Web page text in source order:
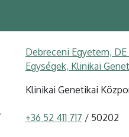
Debreceni Egyetem,
Egységek, Klinikai
Klinikai Genetikai
+36 52 411 717 / 50202